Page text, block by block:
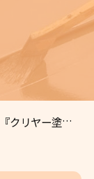
『クリヤー塗装で透明感溢れる仕上がりに、チョコレートブラウンの屋根でシンプルながら上品な印象を添えて…。✧₊°』